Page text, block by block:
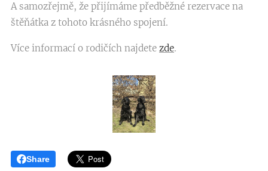
A samozřejmě, že přijímáme předběžné rezervace na
štěňátka z tohoto krásného spojení.
Více informací o rodičích najdete zde.
Share